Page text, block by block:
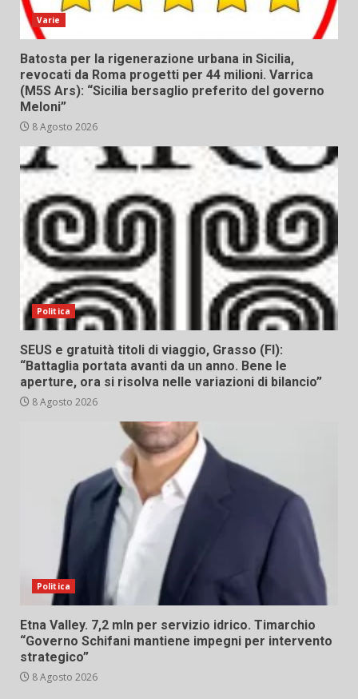
Varie
Batosta per la rigenerazione urbana in Sicilia,
revocati da Roma progetti per 44 milioni. Varrica
(M5S Ars): “Sicilia bersaglio preferito del governo
Meloni”
8 Agosto 2026
Politica
SEUS e gratuità titoli di viaggio, Grasso (FI):
“Battaglia portata avanti da un anno. Bene le
aperture, ora si risolva nelle variazioni di bilancio”
8 Agosto 2026
Politica
Etna Valley. 7,2 mln per servizio idrico. Timarchio
“Governo Schifani mantiene impegni per intervento
strategico”
8 Agosto 2026